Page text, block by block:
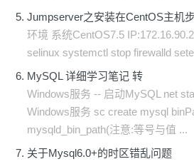
Jumpserver之安装在CentOS主机
环境 系统CentOS7.5
selinux systemctl stop firewalld
MySQL 详细学习笔记 转
Windows服务 -- 启动MySQL net
Windows服务 sc create mysql
mysqld_bin_path(注意:等号与值 ...
关于Mysql6.0+的时区错乱问题